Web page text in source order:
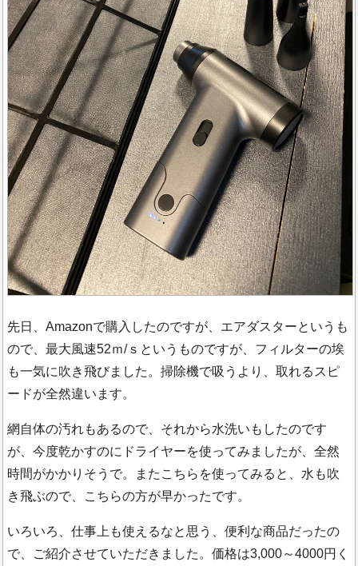
先日、Amazonで購入したのですが、エアダスターというも
ので、最大風速52ｍ/ｓというものですが、フィルターの埃
も一気に吹き飛びました。掃除機で吸うより、取れるスピ
ードが全然違います。
網自体の汚れもあるので、それから水洗いもしたのです
が、今度乾かすのにドライヤーを使ってみましたが、全然
時間がかかりそうで。またこちらを使ってみると、水も吹
き飛ぶので、こちらの方が早かったです。
いろいろ、仕事上も使えるなと思う、便利な商品だったの
で、ご紹介させていただきました。価格は3,000～4000円く